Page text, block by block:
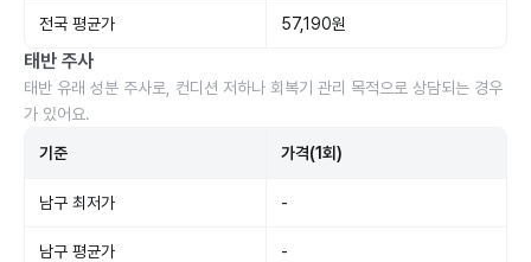
전국 평균가 57,190원
태반 주사
태반 유래 성분 주사로, 컨디션 저하나 회복기 관리 목적으로 상담되는 경우
가 있어요.
기준 가격(1회)
남구 최저가 -
남구 평균가 -